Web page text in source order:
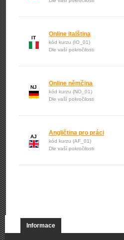
IT
Online italština
kód kurzu (IO_01)
Dle vaší pokročilosti
NJ
Online němčina
kód kurzu (NO_01)
Dle vaší pokročilosti
AJ
Angličtina pro práci
kód kurzu (AF_01)
Dle vaší pokročilosti
Informace